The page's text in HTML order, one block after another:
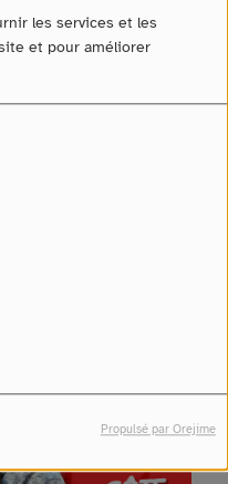
les services et les
et pour améliorer
Propulsé par Orejime